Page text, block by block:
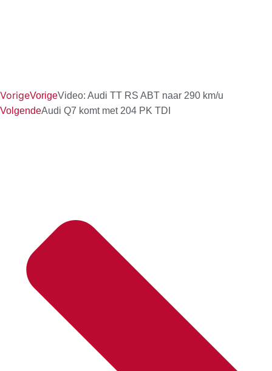
VorigeVorigeVideo: Audi TT RS ABT naar 290 km/u
VolgendeAudi Q7 komt met 204 PK TDI